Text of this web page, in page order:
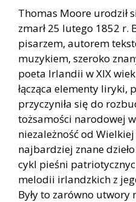
Thomas Moore urodził
zmarł 25 lutego 1852 r.
pisarzem, autorem
muzykiem, szeroko
poeta Irlandii w XIX
łącząca elementy
przyczyniła się do
tożsamości narodowej
niezależność od
najbardziej znane
cykl pieśni
melodii irlandzkich z
Były to zarówno utwory